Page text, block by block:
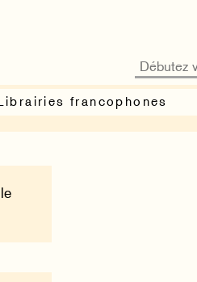
francophones